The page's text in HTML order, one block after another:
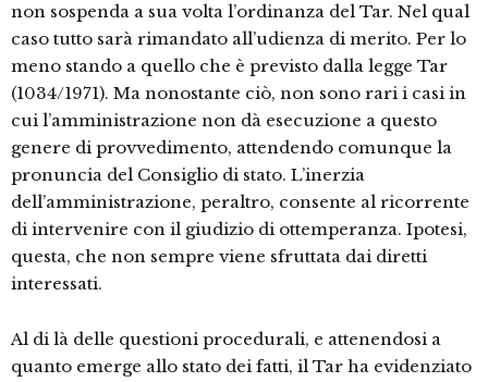
non sospenda a sua volta l’ordinanza del Tar. Nel qual
caso tutto sarà rimandato all’udienza di merito. Per lo
meno stando a quello che è previsto dalla legge Tar
(1034/1971). Ma nonostante ciò, non sono rari i casi in
cui l’amministrazione non dà esecuzione a questo
genere di provvedimento, attendendo comunque la
pronuncia del Consiglio di stato. L’inerzia
dell’amministrazione, peraltro, consente al ricorrente
di intervenire con il giudizio di ottemperanza. Ipotesi,
questa, che non sempre viene sfruttata dai diretti
interessati.
Al di là delle questioni procedurali, e attenendosi a
quanto emerge allo stato dei fatti, il Tar ha evidenziato